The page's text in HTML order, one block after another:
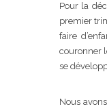
Pour la
premier
faire
couronner
se
Nous